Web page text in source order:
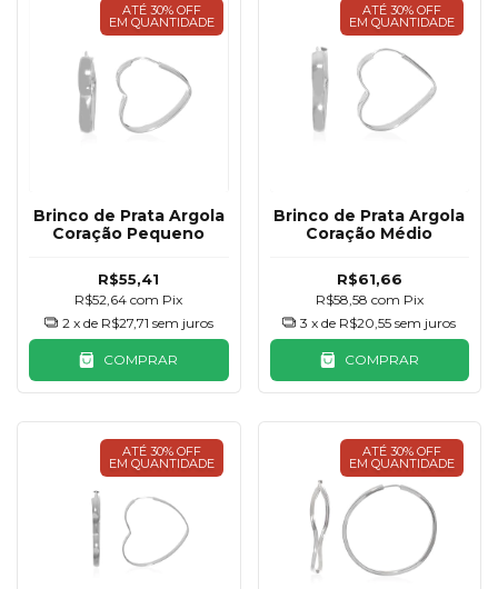
ATÉ 30% OFF
EM QUANTIDADE
Brinco de Prata Argola
Coração Pequeno
R$55,41
R$52,64com Pix
2 x de R$27,71 sem juros
COMPRAR
ATÉ 30% OFF
EM QUANTIDADE
Brinco de Prata Argola
Coração Médio
R$61,66
R$58,58 com Pix
3 x de R$20,55 sem juros
COMPRAR
ATÉ 30% OFF
EM QUANTIDADE
ATÉ 30% OFF
EM QUANTIDADE